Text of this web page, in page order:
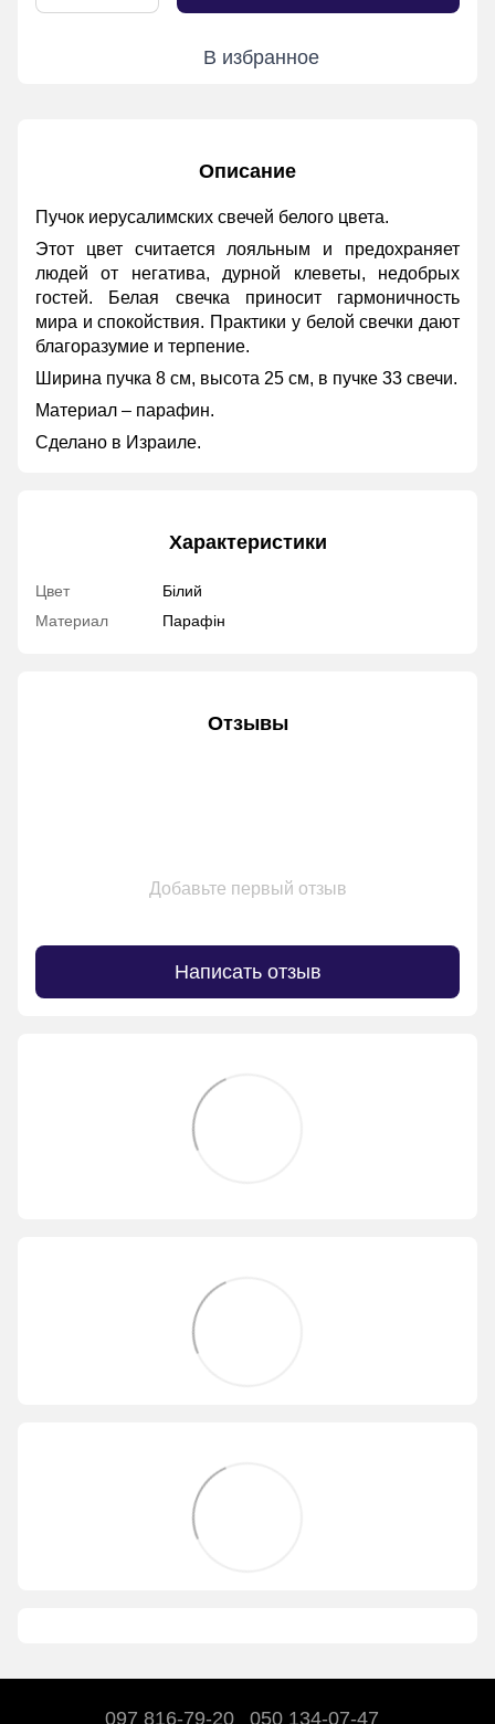
В избранное
Описание
Пучок иерусалимских свечей белого цвета.
Этот цвет считается лояльным и предохраняет
людей от негатива, дурной клеветы, недобрых
гостей. Белая свечка приносит гармоничность
мира и спокойствия. Практики у белой свечки дают
благоразумие и терпение.
Ширина пучка 8 см, высота 25 см, в пучке 33 свечи.
Материал – парафин.
Сделано в Израиле.
Характеристики
Цвет
Білий
Материал
Парафін
Отзывы
Добавьте первый отзыв
Написать отзыв
097 816-79-20 050 134-07-47